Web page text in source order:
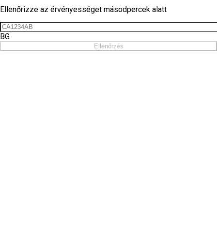
Ellenőrizze az érvényességet másodpercek alatt
BG
Ellenőrzés